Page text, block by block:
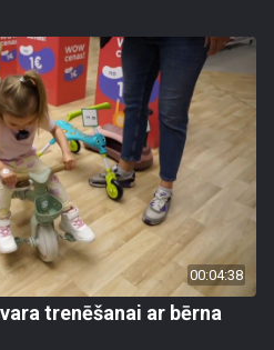
00:04:38
trenēšanai ar bērna